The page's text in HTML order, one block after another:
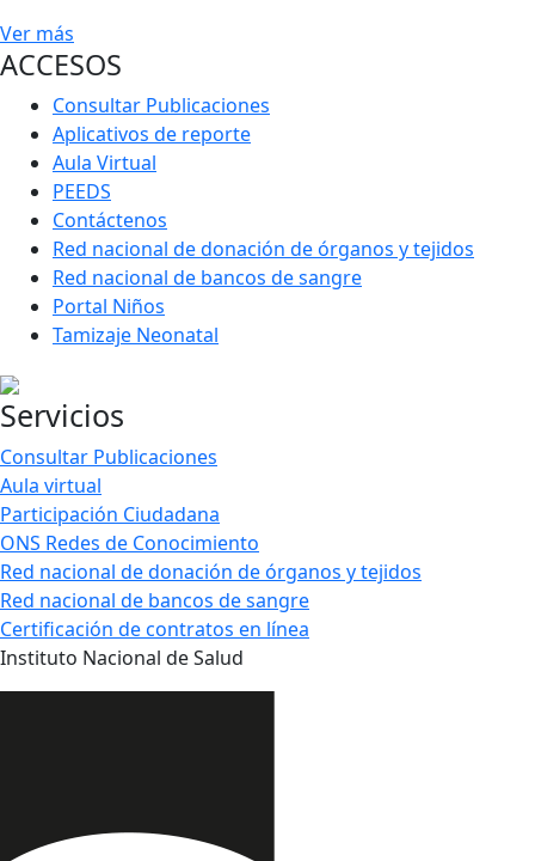
Ver más
ACCESOS
Consultar Publicaciones
Aplicativos de reporte
Aula Virtual
PEEDS
Contáctenos
Red nacional de donación de órganos y tejidos
Red nacional de bancos de sangre
Portal Niños
Tamizaje Neonatal
Servicios
Consultar Publicaciones
Aula virtual
Participación Ciudadana
ONS Redes de Conocimiento
Red nacional de donación de órganos y tejidos
Red nacional de bancos de sangre
Certificación de contratos en línea
Instituto Nacional de Salud